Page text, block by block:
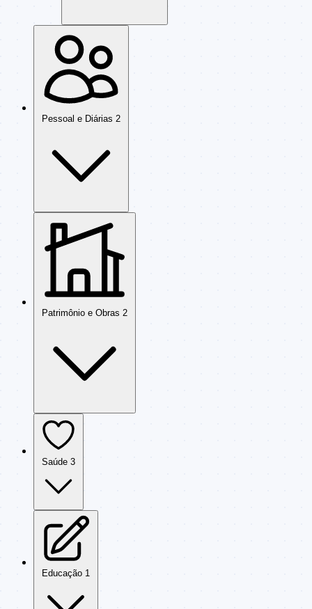
Pessoal e Diárias 2
Patrimônio e Obras 2
Saúde 3
Educação 1